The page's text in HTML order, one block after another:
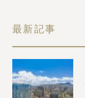
最新記事